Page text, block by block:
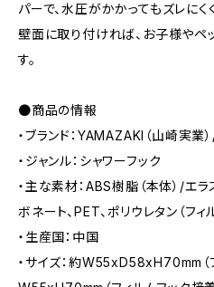
パーで、水圧がかかってもズレにく
壁面に取り付ければ、お子様やペ
す。
●商品の情報
・ブランド：YAMAZAKI（山崎実業
・ジャンル：シャワーフック
・主な素材：ABS樹脂（本体）/エラ
ボネート、PET、ポリウレタン（フィ
・生産国：中国
・サイズ：約W55xD58xH70mm（